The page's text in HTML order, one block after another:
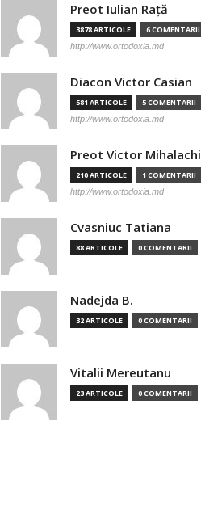
Preot Iulian Raţă
3878 ARTICOLE 6 COMENTARII
http://www.ortodoxia.md
Diacon Victor Casian
581 ARTICOLE 5 COMENTARII
http://www.ortodoxia.md
Preot Victor Mihalachi
210 ARTICOLE 1 COMENTARII
http://www.ortodoxia.md
Cvasniuc Tatiana
88 ARTICOLE 0 COMENTARII
Nadejda B.
32 ARTICOLE 0 COMENTARII
Vitalii Mereutanu
23 ARTICOLE 0 COMENTARII